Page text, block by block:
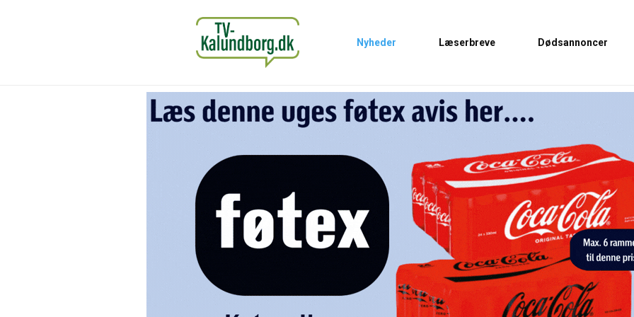
Nyheder Læserbreve Dødsannoncer